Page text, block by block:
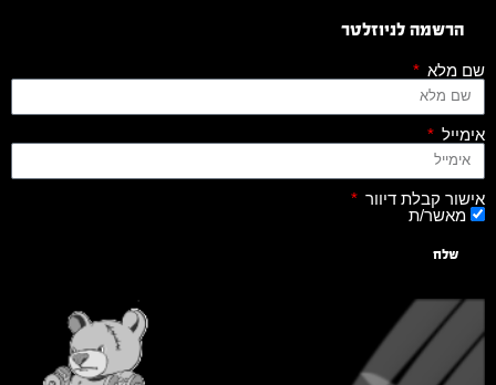
הרשמה לניוזלטר
שם מלא
אימייל
אישור קבלת דיוור
מאשר/ת
שלח